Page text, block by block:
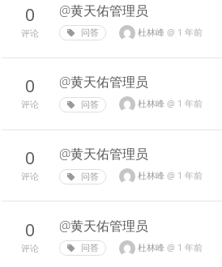
0
评论
@黄天佑管理员
问答 杜林峰 @ 1 年前
0
评论
@黄天佑管理员
问答 杜林峰 @ 1 年前
0
评论
@黄天佑管理员
问答 杜林峰 @ 1 年前
0
评论
@黄天佑管理员
问答 杜林峰 @ 1 年前